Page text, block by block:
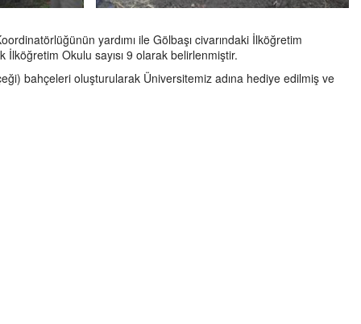
yardımı ile Gölbaşı civarındaki İlköğretim
Okulu sayısı 9 olarak belirlenmiştir.
bahçeleri oluşturularak Üniversitemiz adına hediye edilmiş ve